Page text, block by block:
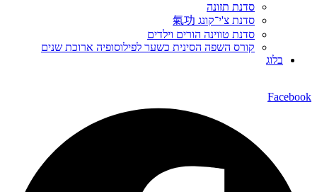
סדנת תזונה
סדנת צ'י־קונג 氣功
סדנת טווינה הורים וילדים
קורס השפה הסינית כשער לפילוסופיה ארוכת שנים
בלוג
Facebook